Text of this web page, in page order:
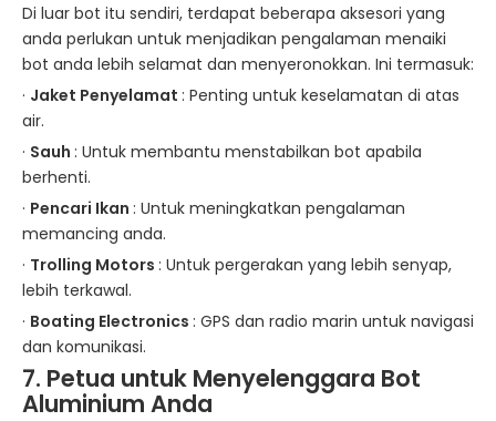
Di luar bot itu sendiri, terdapat beberapa aksesori yang
anda perlukan untuk menjadikan pengalaman menaiki
bot anda lebih selamat dan menyeronokkan. Ini termasuk:
· Jaket Penyelamat : Penting untuk keselamatan di atas
air.
· Sauh : Untuk membantu menstabilkan bot apabila
berhenti.
· Pencari Ikan : Untuk meningkatkan pengalaman
memancing anda.
· Trolling Motors : Untuk pergerakan yang lebih senyap,
lebih terkawal.
· Boating Electronics : GPS dan radio marin untuk navigasi
dan komunikasi.
7. Petua untuk Menyelenggara Bot
Aluminium Anda